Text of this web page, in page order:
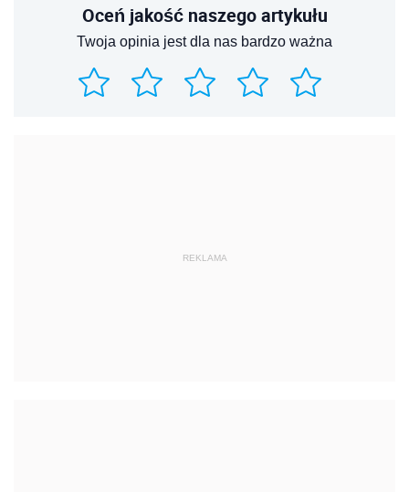
Oceń jakość naszego artykułu
Twoja opinia jest dla nas bardzo ważna
REKLAMA